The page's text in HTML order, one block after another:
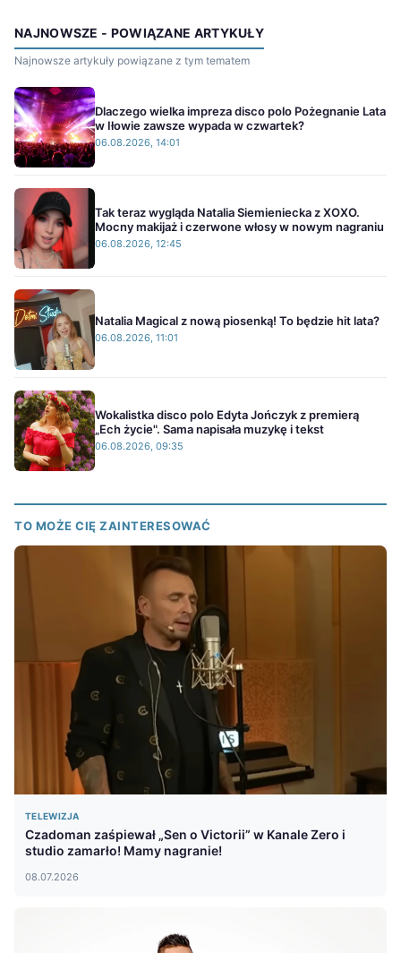
NAJNOWSZE - POWIĄZANE ARTYKUŁY
Najnowsze artykuły powiązane z tym tematem
Dlaczego wielka impreza disco polo Pożegnanie Lata
w Iłowie zawsze wypada w czwartek?
06.08.2026, 14:01
Tak teraz wygląda Natalia Siemieniecka z XOXO.
Mocny makijaż i czerwone włosy w nowym nagraniu
06.08.2026, 12:45
Natalia Magical z nową piosenką! To będzie hit lata?
06.08.2026, 11:01
Wokalistka disco polo Edyta Jończyk z premierą
„Ech życie". Sama napisała muzykę i tekst
06.08.2026, 09:35
TO MOŻE CIĘ ZAINTERESOWAĆ
TELEWIZJA
Czadoman zaśpiewał „Sen o Victorii” w Kanale Zero i
studio zamarło! Mamy nagranie!
08.07.2026